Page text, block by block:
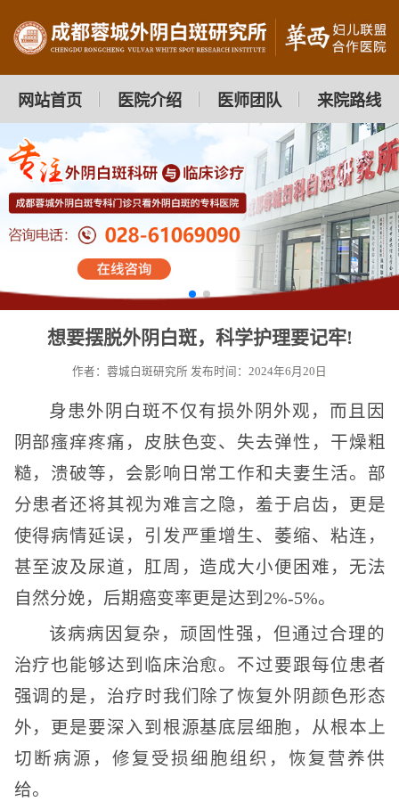
网站首页 医院介绍 医师团队 来院路线
想要摆脱外阴白斑，科学护理要记牢!
作者：蓉城白斑研究所 发布时间：2024年6月20日
身患外阴白斑不仅有损外阴外观，而且因
阴部瘙痒疼痛，皮肤色变、失去弹性，干燥粗
糙，溃破等，会影响日常工作和夫妻生活。部
分患者还将其视为难言之隐，羞于启齿，更是
使得病情延误，引发严重增生、萎缩、粘连，
甚至波及尿道，肛周，造成大小便困难，无法
自然分娩，后期癌变率更是达到2%-5%。
该病病因复杂，顽固性强，但通过合理的
治疗也能够达到临床治愈。不过要跟每位患者
强调的是，治疗时我们除了恢复外阴颜色形态
外，更是要深入到根源基底层细胞，从根本上
切断病源，修复受损细胞组织，恢复营养供
给。